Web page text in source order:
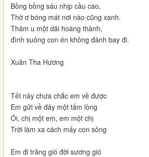
Bồng bồng sáu nhịp cầu cao,
Thờ ơ bóng mát nơi nào cũng xanh.
Thâm u một dãi hoàng thành,
đình suông con én không đành bay đi.
Xuân Tha Hương
Tết này chưa chắc em về được
Em gửi về đây một tấm lòng
Ôi, chị một em, em một chị
Trời làm xa cách mấy con sông
Em đi trăng gió đời sương gió